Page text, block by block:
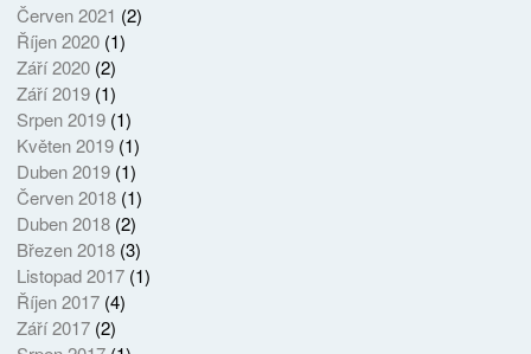
Červen 2021 (2)
Říjen 2020(1)
Září 2020(2)
Září 2019(1)
Srpen 2019(1)
Květen 2019(1)
Duben 2019(1)
Červen 2018(1)
Duben 2018(2)
Březen 2018(3)
Listopad 2017(1)
Říjen 2017(4)
Září 2017(2)